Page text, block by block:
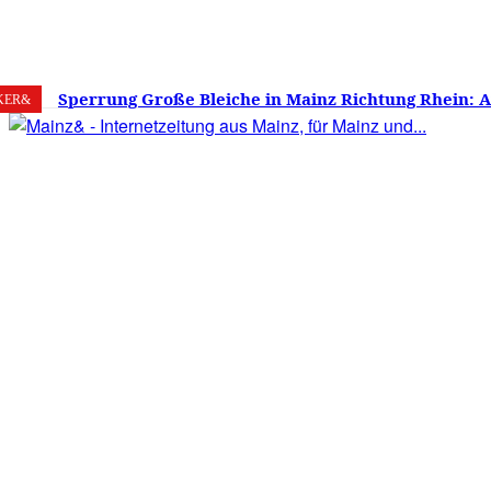
9. August 2026 34.1 Mainz
Sperrung Große Bleiche in Mainz Richtung Rhein:
verwirrt, Mainzer stinksauer – Haben die Mainzer